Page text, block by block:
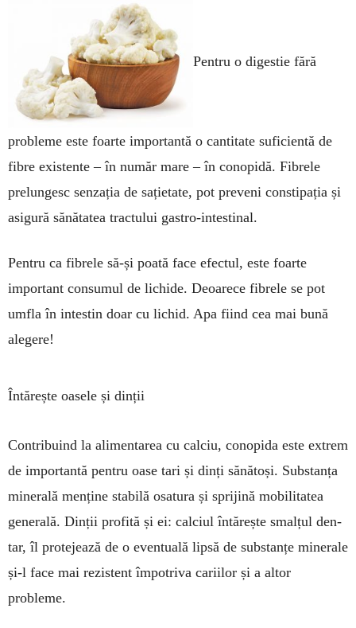
Pentru o digestie fără
proble­me este foarte importantă o can­titate suficientă de
fibre existente – în număr mare – în conopidă. Fibrele
prelun­gesc senzația de sațietate, pot preveni constipația și
asigură sănătatea tractului gas­tro-intestinal.
Pentru ca fibrele să-și poată face efectul, este foar­te
important consumul de li­chide. Deoarece fibrele se pot
umfla în intestin doar cu li­chid. Apa fiind cea mai bu­nă
alegere!
Întărește oasele și dinții
Contribuind la alimen­tarea cu cal­ciu, conopida este ex­trem
de impor­tantă pentru oase tari și dinți să­nă­toși. Substanța
mine­rală men­ține stabilă osa­tura și spri­jină mo­bilitatea
generală. Dinții profită și ei: calciul în­tărește smalțul den­
tar, îl prote­jează de o eventuală lipsă de substanțe minerale
și-l face mai rezistent împotriva cariilor și a altor
probleme.